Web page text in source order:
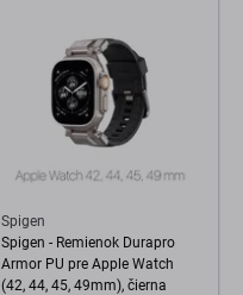
Spigen
Spigen - Remienok Durapro
Armor PU pre Apple Watch
(42, 44, 45, 49mm), čierna